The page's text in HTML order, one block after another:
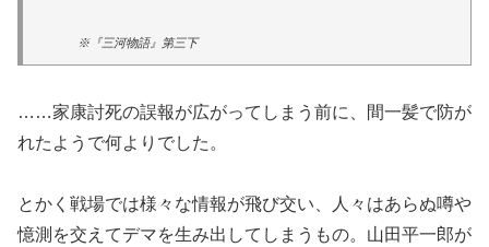
※『三河物語』第三下
……家康討死の誤報が広がってしまう前に、間一髪で防が
れたようで何よりでした。
とかく戦場では様々な情報が飛び交い、人々はあらぬ噂や
憶測を交えてデマを生み出してしまうもの。山田平一郎が